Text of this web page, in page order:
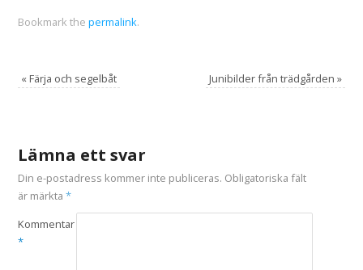
Bookmark the permalink.
«Färja och segelbåt Junibilder från trädgården»
Lämna ett svar
Din e-postadress kommer inte publiceras. Obligatoriska fält
är märkta *
Kommentar
*